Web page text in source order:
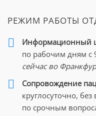
РЕЖИМ РАБОТЫ
Информационный
по рабочим дням с
сейчас во
Cопровождение
круглосуточно,
по срочным